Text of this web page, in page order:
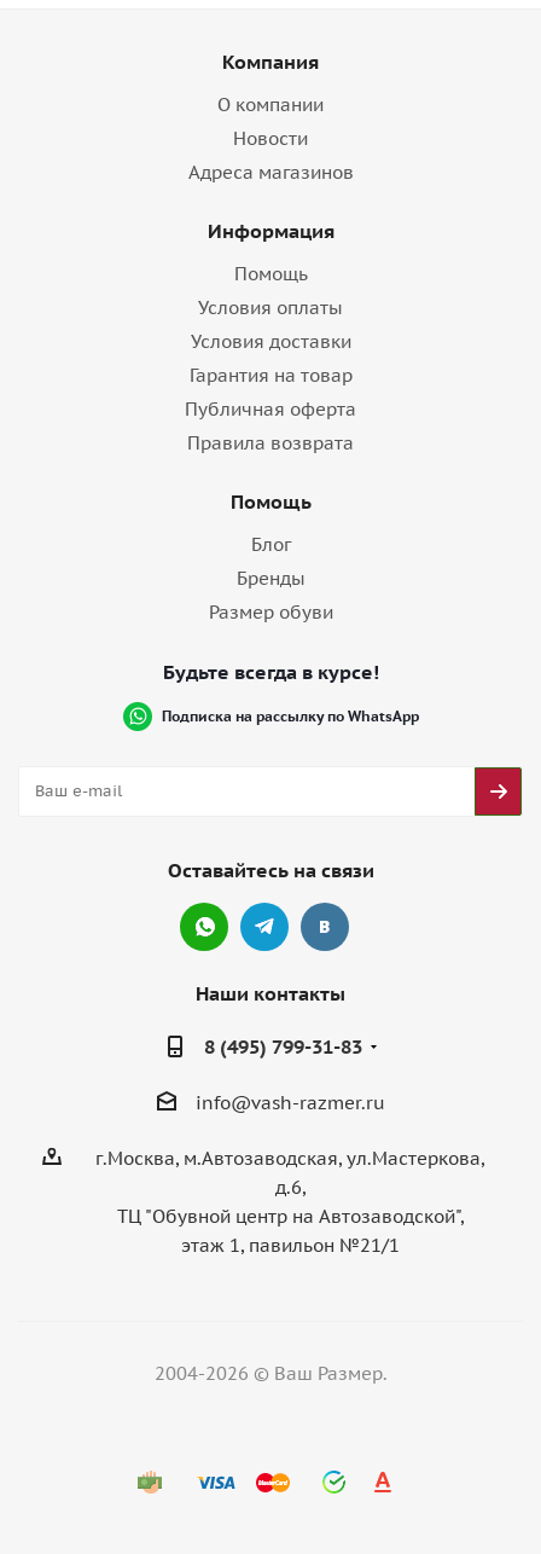
Компания
О компании
Новости
Адреса магазинов
Информация
Помощь
Условия оплаты
Условия доставки
Гарантия на товар
Публичная оферта
Правила возврата
Помощь
Блог
Бренды
Размер обуви
Будьте всегда в курсе!
Подписка на рассылку по WhatsApp
Оставайтесь на связи
Наши контакты
8 (495) 799-31-83
info@vash-razmer.ru
г.Москва, м.Автозаводская, ул.Мастеркова,
д.6,
ТЦ "Обувной центр на Автозаводской",
этаж 1, павильон №21/1
2004-2026 © Ваш Размер.